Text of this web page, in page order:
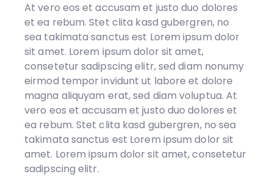
At vero eos et accusam et justo duo dolores
et ea rebum. Stet clita kasd gubergren, no
sea takimata sanctus est Lorem ipsum dolor
sit amet. Lorem ipsum dolor sit amet,
consetetur sadipscing elitr, sed diam nonumy
eirmod tempor invidunt ut labore et dolore
magna aliquyam erat, sed diam voluptua. At
vero eos et accusam et justo duo dolores et
ea rebum. Stet clita kasd gubergren, no sea
takimata sanctus est Lorem ipsum dolor sit
amet. Lorem ipsum dolor sit amet, consetetur
sadipscing elitr.